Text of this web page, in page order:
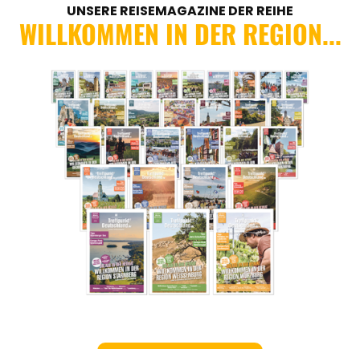
UNSERE REISEMAGAZINE DER REIHE
WILLKOMMEN IN DER REGION...